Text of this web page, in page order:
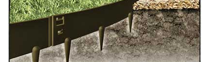
Krumlově